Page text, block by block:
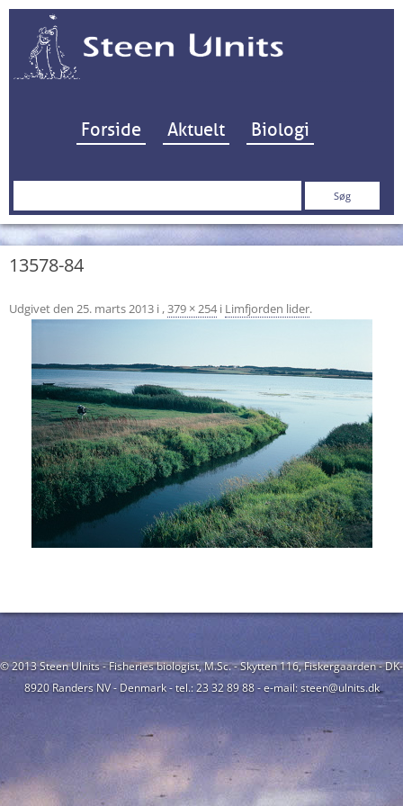
Hop til indhold
Forside Aktuelt Biologi
Søg
13578-84
Udgivet den 25. marts 2013 i ,379 × 254i Limfjorden lider.
© 2013 Steen Ulnits - Fisheries biologist, M.Sc. - Skytten 116, Fiskergaarden - DK-
8920 Randers NV - Denmark - tel.: 23 32 89 88 - e-mail: steen@ulnits.dk